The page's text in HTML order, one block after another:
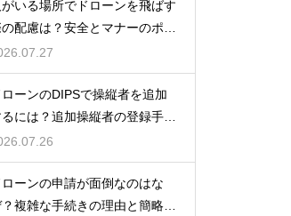
がいる場所でドローンを飛ばす
の配慮は？安全とマナーのポイ
ローンのDIPSで操縦者を追加
には？追加操縦者の登録手順
解説
ローンの申請が面倒なのはな
複雑な手続きの理由と簡略化